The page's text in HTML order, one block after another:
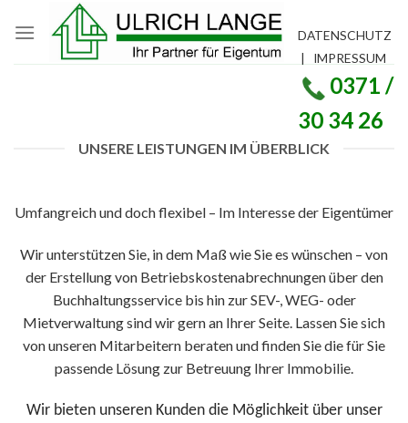
DATENSCHUTZ
| IMPRESSUM
0371 /
30 34 26
UNSERE LEISTUNGEN IM ÜBERBLICK
Umfangreich und doch flexibel – Im Interesse der Eigentümer
Wir unterstützen Sie, in dem Maß wie Sie es wünschen – von
der Erstellung von Betriebskostenabrechnungen über den
Buchhaltungsservice bis hin zur SEV-, WEG- oder
Mietverwaltung sind wir gern an Ihrer Seite. Lassen Sie sich
von unseren Mitarbeitern beraten und finden Sie die für Sie
passende Lösung zur Betreuung Ihrer Immobilie.
Wir bieten unseren Kunden die Möglichkeit über unser